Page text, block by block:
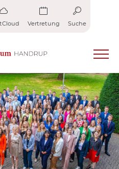
Vertretung Suche